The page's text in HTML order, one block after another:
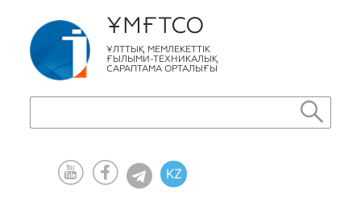
ҰМҒТСО
ҰЛТТЫҚ МЕМЛЕКЕТТІК
ҒЫЛЫМИ-ТЕХНИКАЛЫҚ
САРАПТАМА ОРТАЛЫҒЫ
KZ